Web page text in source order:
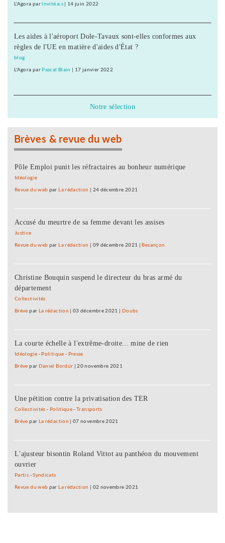
L'Agora par Invité.e.s| 14 juin 2022
Les aides à l'aéroport Dole-Tavaux sont-elles conformes aux
règles de l'UE en matière d'aides d'État ?
blog
L'Agora par Pascal Blain | 17 janvier 2022
Notre sélection
Brèves & revue du web
Pôle Emploi punit les réfractaires au bonheur numérique
Idéologie
Revue du web parLa rédaction | 24 décembre 2021
Accusé du meurtre de sa femme devant les assises
Justice
Revue du web parLa rédaction | 09 décembre 2021 |Besançon
Christine Bouquin suspend le directeur du bras armé du
département
Collectivités
Brève par La rédaction |03 décembre 2021 | Doubs
La courte échelle à l'extrême-droite... mine de rien
Idéologie - Politique - Presse
Brève par Daniel Bordür |20 novembre 2021
Une pétition contre la privatisation des TER
Collectivités - Politique-Transports
Brève par La rédaction |07 novembre 2021
L'ajusteur bisontin Roland Vittot au panthéon du mouvement
ouvrier
Partis -Syndicats
Revue du web parLa rédaction | 02 novembre 2021